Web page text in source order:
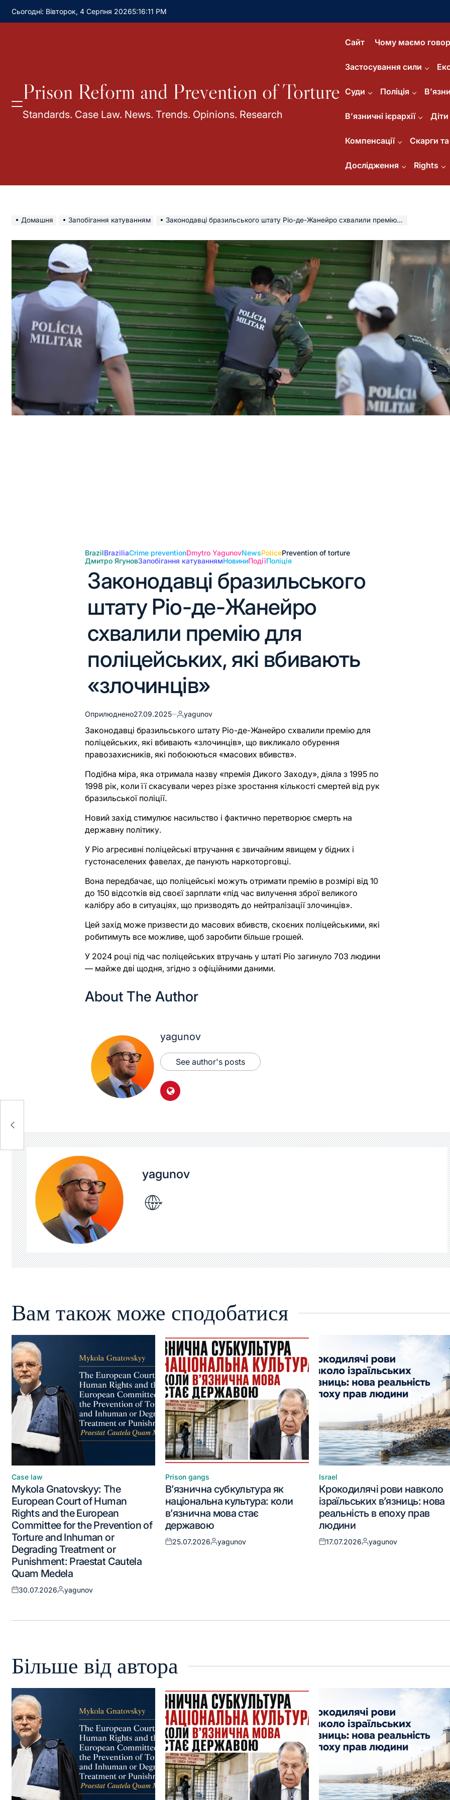
Сьогодні: Вівторок, 4 Серпня 20265:16:12 PM
Prison Reform and Prevention of Torture
Standards. Case Law. News. Trends. Opinions. Research
Сайт Чому маємо
Застосування сили
Суди Поліція
В’язничні ієрархії Діти
Компенсації Скарги та
Дослідження Rights
Домашня Запобігання катуванням Законодавці бразильського штату Ріо-де-Жанейро схвалили премію для поліцейських, які вбивають «злочинців»
BrazilBraziliaCrime preventionDmytro YagunovNewsPolicePrevention of torture
Дмитро ЯгуновЗапобігання катуваннямНовиниПодіїПоліція
Законодавці бразильського
штату Ріо-де-Жанейро
схвалили премію для
поліцейських, які вбивають
«злочинців»
Оприлюднено27.09.2025 yagunov
Законодавці бразильського штату Ріо-де-Жанейро схвалили премію для
поліцейських, які вбивають «злочинців», що викликало обурення
правозахисників, які побоюються «масових вбивств».
Подібна міра, яка отримала назву «премія Дикого Заходу», діяла з 1995 по
1998 рік, коли її скасували через різке зростання кількості смертей від рук
бразильської поліції.
Новий захід стимулює насильство і фактично перетворює смерть на
державну політику.
У Ріо агресивні поліцейські втручання є звичайним явищем у бідних і
густонаселених фавелах, де панують наркоторговці.
Вона передбачає, що поліцейські можуть отримати премію в розмірі від 10
до 150 відсотків від своєї зарплати «під час вилучення зброї великого
калібру або в ситуаціях, що призводять до нейтралізації злочинців».
Цей захід може призвести до масових вбивств, скоєних поліцейськими, які
робитимуть все можливе, щоб заробити більше грошей.
У 2024 році під час поліцейських втручань у штаті Ріо загинуло 703 людини
— майже дві щодня, згідно з офіційними даними.
About The Author
yagunov
See author's posts
yagunov
Вам також може сподобатися
Case law
Mykola Gnatovskyy: The
European Court of Human
Rights and the European
Committee for the Prevention of
Torture and Inhuman or
Degrading Treatment or
Punishment: Praestat Cautela
Quam Medela
30.07.2026 yagunov
Prison gangs
В’язнична субкультура як
національна культура: коли
в’язнична мова стає
державою
25.07.2026 yagunov
Israel
Крокодилячі рови навколо
ізраїльських в’язниць: нова
реальність в епоху прав
людини
17.07.2026 yagunov
Більше від автора